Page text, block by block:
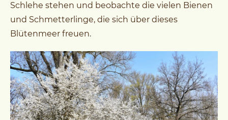
Schlehe stehen und beobachte die vielen Bienen
und Schmetterlinge, die sich über dieses
Blütenmeer freuen.